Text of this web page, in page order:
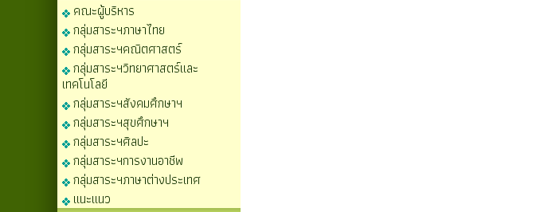
คณะผู้บริหาร
กลุ่มสาระฯภาษาไทย
กลุ่มสาระฯคณิตศาสตร์
กลุ่มสาระฯวิทยาศาสตร์และ
เทคโนโลยี
กลุ่มสาระฯสังคมศึกษาฯ
กลุ่มสาระฯสุขศึกษาฯ
กลุ่มสาระฯศิลปะ
กลุ่มสาระฯการงานอาชีพ
กลุ่มสาระฯภาษาต่างประเทศ
แนะแนว